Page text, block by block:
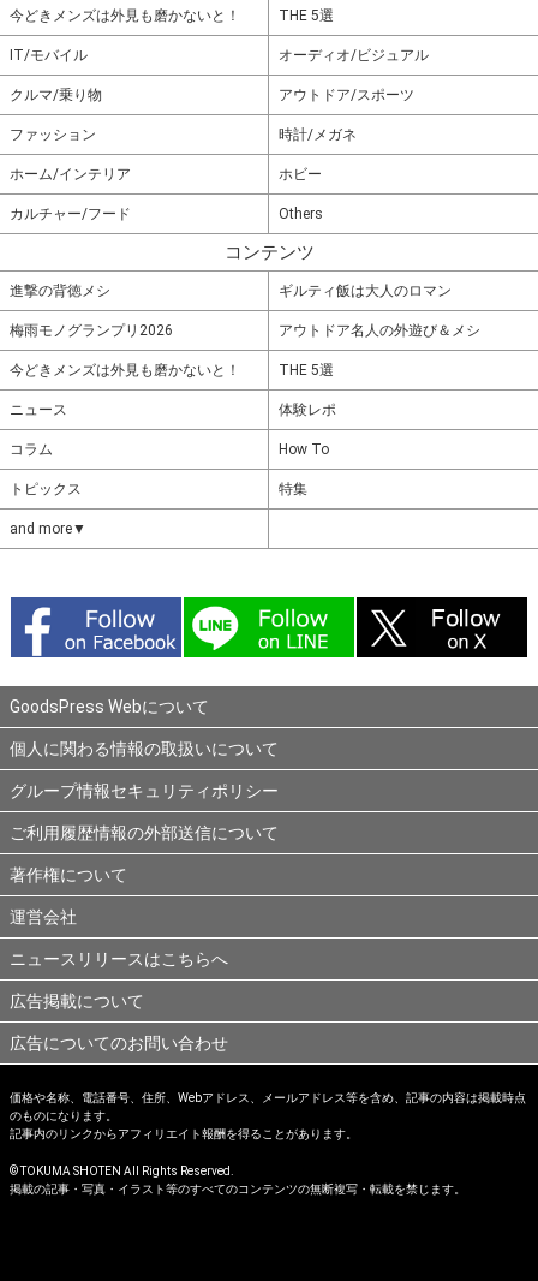
今どきメンズは外見も磨かないと！ THE 5選
IT/モバイル オーディオ/ビジュアル
クルマ/乗り物 アウトドア/スポーツ
ファッション 時計/メガネ
ホーム/インテリア ホビー
カルチャー/フード Others
コンテンツ
進撃の背徳メシ ギルティ飯は大人のロマン
梅雨モノグランプリ2026 アウトドア名人の外遊び＆メシ
今どきメンズは外見も磨かないと！ THE 5選
ニュース 体験レポ
コラム How To
トピックス 特集
and more▼
GoodsPress Webについて
個人に関わる情報の取扱いについて
グループ情報セキュリティポリシー
ご利用履歴情報の外部送信について
著作権について
運営会社
ニュースリリースはこちらへ
広告掲載について
広告についてのお問い合わせ
価格や名称、電話番号、住所、Webアドレス、メールアドレス等を含め、記事の内容は掲載時点
のものになります。
記事内のリンクからアフィリエイト報酬を得ることがあります。
© TOKUMA SHOTEN All Rights Reserved.
掲載の記事・写真・イラスト等のすべてのコンテンツの無断複写・転載を禁じます。